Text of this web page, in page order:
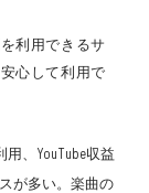
利用できるサ
心して利用で
、YouTube収益
が多い。楽曲の